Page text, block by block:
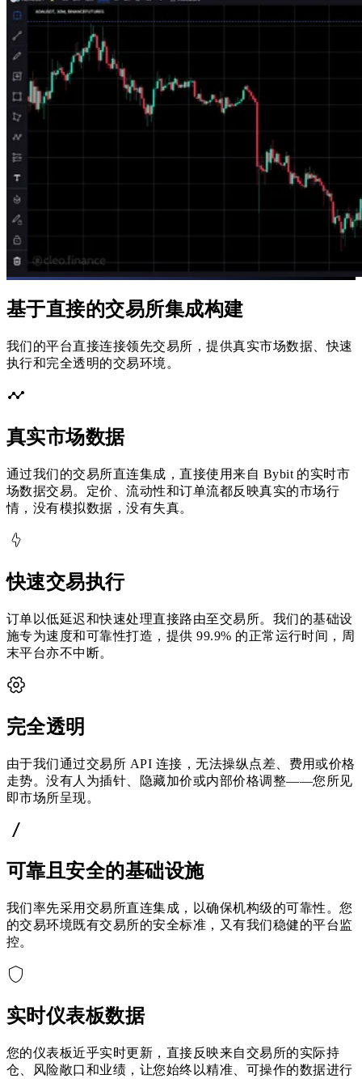
基于直接的交易所集成构建
我们的平台直接连接领先交易所，提供真实市场数据、快速
执行和完全透明的交易环境。
真实市场数据
通过我们的交易所直连集成，直接使用来自 Bybit 的实时市
场数据交易。定价、流动性和订单流都反映真实的市场行
情，没有模拟数据，没有失真。
快速交易执行
订单以低延迟和快速处理直接路由至交易所。我们的基础设
施专为速度和可靠性打造，提供 99.9% 的正常运行时间，周
末平台亦不中断。
完全透明
由于我们通过交易所 API 连接，无法操纵点差、费用或价格
走势。没有人为插针、隐藏加价或内部价格调整——您所见
即市场所呈现。
可靠且安全的基础设施
我们率先采用交易所直连集成，以确保机构级的可靠性。您
的交易环境既有交易所的安全标准，又有我们稳健的平台监
控。
实时仪表板数据
您的仪表板近乎实时更新，直接反映来自交易所的实际持
仓、风险敞口和业绩，让您始终以精准、可操作的数据进行